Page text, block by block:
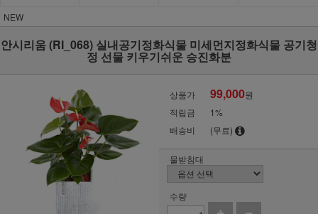
NEW
안시리움 (RI_068) 실내공기정화식물 미세먼지정화식물 공기청
정 선물 키우기쉬운 승진화분
상품가 99,000원
적립금
1%
배송비
(무료)
물받침대
수량